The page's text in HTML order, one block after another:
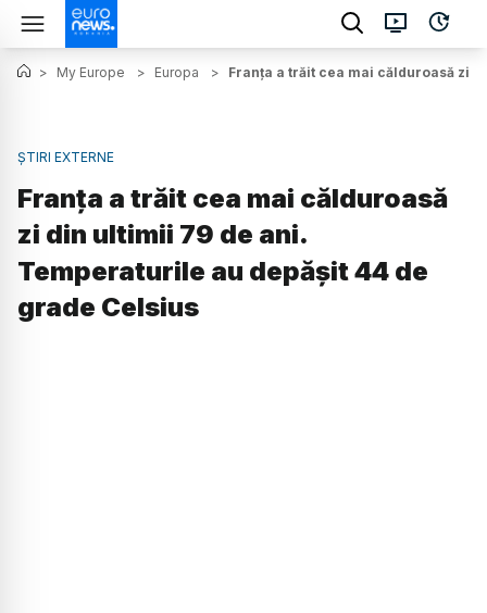
> My Europe > Europa > Franța a trăit cea mai călduroasă zi
ȘTIRI EXTERNE
Franța a trăit cea mai călduroasă
zi din ultimii 79 de ani.
Temperaturile au depășit 44 de
grade Celsius